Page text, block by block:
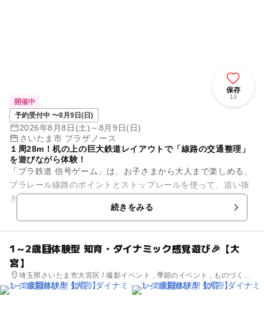
保存
13
開催中
予約受付中 〜8月9日(日)
2026年8月8日(土)～8月9日(日)
さいたま市 プラザノース
１周28m！机の上の巨大鉄道レイアウトで「線路の交通整理」
を遊びながら体験！
「プラ鉄道 信号ゲーム」は、お子さまから大人まで楽しめる、
プラレール線路のポイントとストップレールを使って、追い抜
き、分岐、合流など「線路の交通整理」を体験いただくイベン
トです。ご自分のプラレー...続きをみる
1～2歳🧮体験型 知育・ダイナミック感覚遊び🎉【大
宮】
埼玉県さいたま市大宮区 / 撮影イベント , 季節のイベント , ものづく
り・学び体験 , 街なかイベント